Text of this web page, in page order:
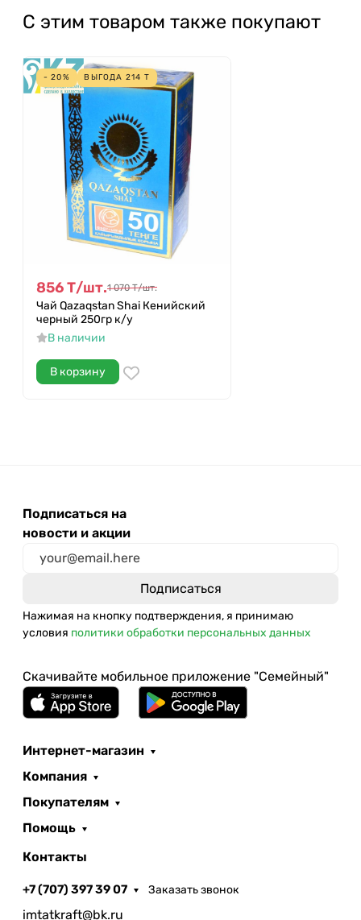
С этим товаром также покупают
- 20% ВЫГОДА 214 Т
856Т/шт.1 070 Т/шт.
Чай Qazaqstan Shai Кенийский
черный 250гр к/у
В наличии
В корзину
Подписаться на
новости и акции
Нажимая на кнопку подтверждения, я принимаю
условия политики обработки персональных данных
Скачивайте мобильное приложение "Семейный"
Интернет-магазин
Компания
Покупателям
Помощь
Контакты
+7 (707) 397 39 07 Заказать звонок
imtatkraft@bk.ru